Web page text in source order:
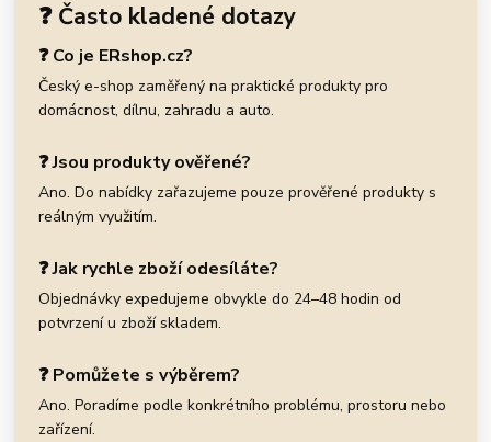
❓ Často kladené dotazy
❓ Co je ERshop.cz?
Český e-shop zaměřený na praktické produkty pro
domácnost, dílnu, zahradu a auto.
❓ Jsou produkty ověřené?
Ano. Do nabídky zařazujeme pouze prověřené produkty s
reálným využitím.
❓ Jak rychle zboží odesíláte?
Objednávky expedujeme obvykle do 24–48 hodin od
potvrzení u zboží skladem.
❓ Pomůžete s výběrem?
Ano. Poradíme podle konkrétního problému, prostoru nebo
zařízení.